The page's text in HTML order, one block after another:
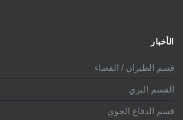
الأخبار
قسم الطيران / الفضاء
القسم البري
قسم الدفاع الجوي